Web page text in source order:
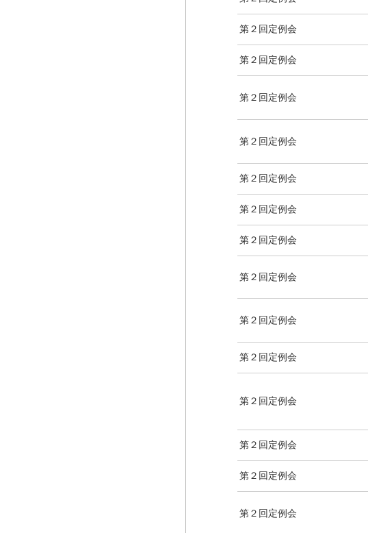
第２回定例会
第２回定例会
第２回定例会
第２回定例会
第２回定例会
第２回定例会
第２回定例会
第２回定例会
第２回定例会
第２回定例会
第２回定例会
第２回定例会
第２回定例会
第２回定例会